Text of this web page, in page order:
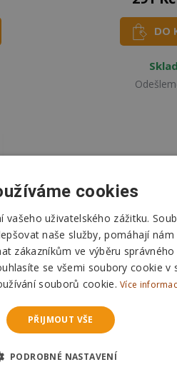
DO
a
cookies
vašeho uživatelského zážitku.
naše služby, pomáhají
zákazníkům ve výběru správného
se všemi soubory cookie v
souborů cookie.Více
PŘIJMOUT VŠE
PODROBNÉ NASTAVENÍ